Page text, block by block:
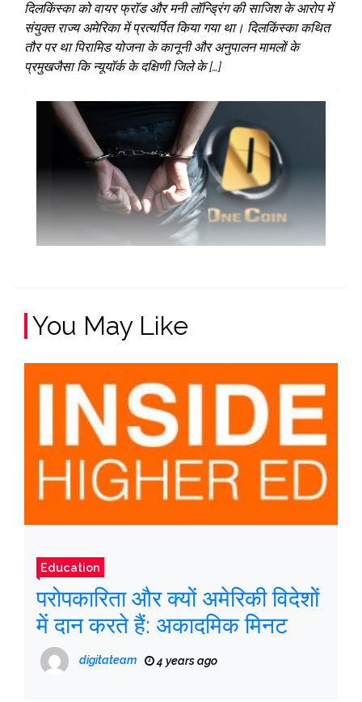
दिलकिंस्का को वायर फ्रॉड और मनी लॉन्ड्रिंग की साजिश के आरोप में
संयुक्त राज्य अमेरिका में प्रत्यर्पित किया गया था। दिलकिंस्का कथित
तौर पर था पिरामिड योजना के कानूनी और अनुपालन मामलों के
प्रमुखजैसा कि न्यूयॉर्क के दक्षिणी जिले के […]
You May Like
Education
परोपकारिता और क्यों अमेरिकी विदेशों
में दान करते हैं: अकादमिक मिनट
digitateam 4 years ago